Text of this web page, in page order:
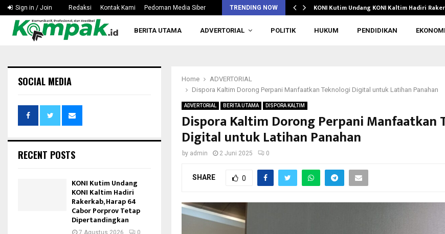
Sign in / Join Redaksi Kontak Kami Pedoman Media Siber TRENDING NOW
Gamalis Lepas Kontingen Panahan Berau, Target Lampaui… KONI Kutim Undang KONI Kaltim Hadiri
BERITA UTAMA ADVERTORIAL POLITIK HUKUM PENDIDIKAN
Home
ADVERTORIAL
Dispora Kaltim Dorong Perpani Manfaatkan Teknologi Digital untuk Latihan Panahan
ADVERTORIAL BERITA UTAMA DISPORA KALTIM
Dispora Kaltim Dorong Perpani Manfaatkan
Digital untuk Latihan Panahan
by admin 2 Juni 2025 0
SHARE 0
SOCIAL MEDIA
RECENT POSTS
KONI Kutim Undang
KONI Kaltim Hadiri
Rakerkab, Harap 64
Cabor Porprov Tetap
Dipertandingkan
7 Agustus 2026 0